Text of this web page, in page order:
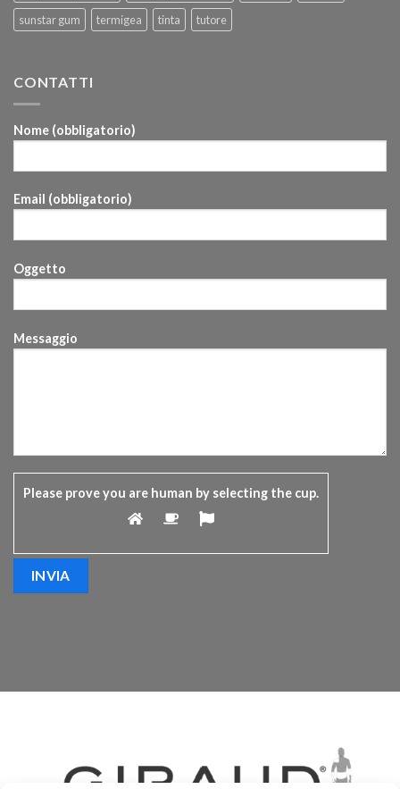
sunstar gum
termigea tinta tutore
CONTATTI
Nome (obbligatorio)
Email (obbligatorio)
Oggetto
Messaggio
Please prove you are human by selecting the cup.